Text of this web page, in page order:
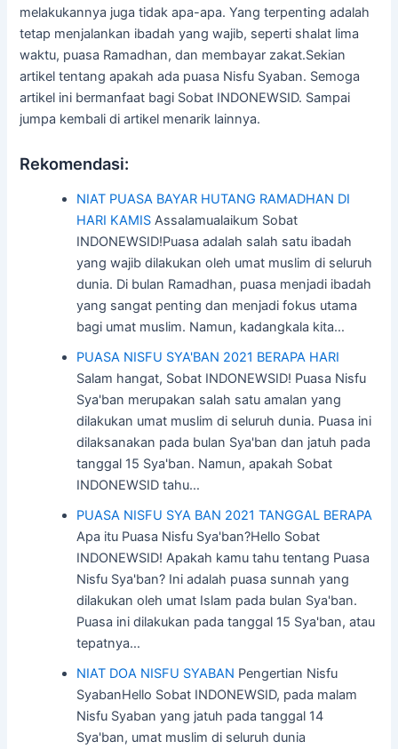
melakukannya juga tidak apa-apa. Yang terpenting adalah
tetap menjalankan ibadah yang wajib, seperti shalat lima
waktu, puasa Ramadhan, dan membayar zakat.Sekian
artikel tentang apakah ada puasa Nisfu Syaban. Semoga
artikel ini bermanfaat bagi Sobat INDONEWSID. Sampai
jumpa kembali di artikel menarik lainnya.
Rekomendasi:
NIAT PUASA BAYAR HUTANG RAMADHAN DI
HARI KAMIS Assalamualaikum Sobat
INDONEWSID!Puasa adalah salah satu ibadah
yang wajib dilakukan oleh umat muslim di seluruh
dunia. Di bulan Ramadhan, puasa menjadi ibadah
yang sangat penting dan menjadi fokus utama
bagi umat muslim. Namun, kadangkala kita…
PUASA NISFU SYA'BAN 2021 BERAPA HARI
Salam hangat, Sobat INDONEWSID! Puasa Nisfu
Sya'ban merupakan salah satu amalan yang
dilakukan umat muslim di seluruh dunia. Puasa ini
dilaksanakan pada bulan Sya'ban dan jatuh pada
tanggal 15 Sya'ban. Namun, apakah Sobat
INDONEWSID tahu…
PUASA NISFU SYA BAN 2021 TANGGAL BERAPA
Apa itu Puasa Nisfu Sya'ban?Hello Sobat
INDONEWSID! Apakah kamu tahu tentang Puasa
Nisfu Sya'ban? Ini adalah puasa sunnah yang
dilakukan oleh umat Islam pada bulan Sya'ban.
Puasa ini dilakukan pada tanggal 15 Sya'ban, atau
tepatnya…
NIAT DOA NISFU SYABAN Pengertian Nisfu
SyabanHello Sobat INDONEWSID, pada malam
Nisfu Syaban yang jatuh pada tanggal 14
Sya'ban, umat muslim di seluruh dunia